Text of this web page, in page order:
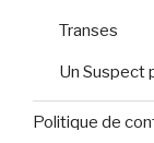
Transes
Un Suspect
Politique de